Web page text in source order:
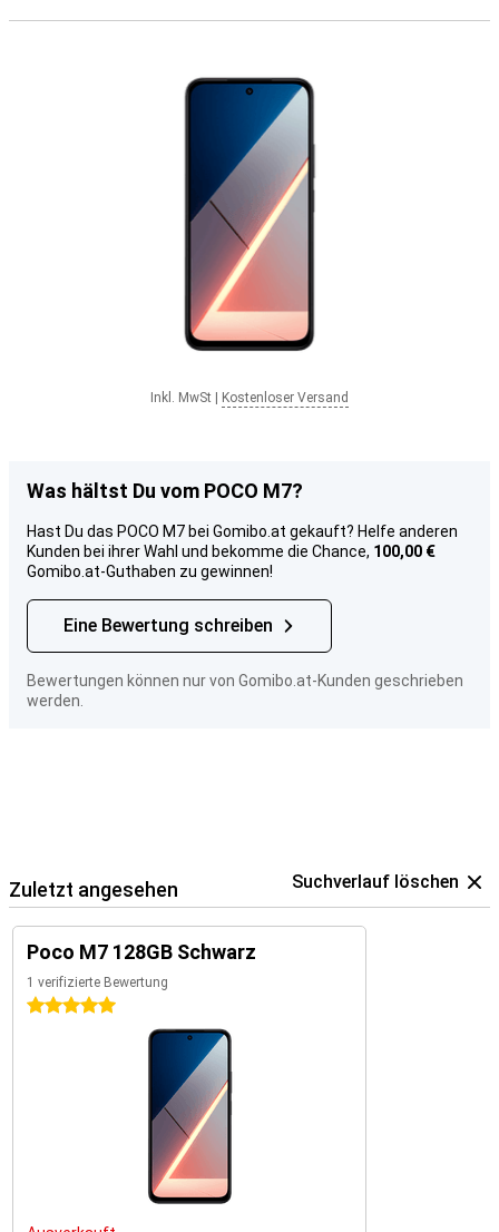
Inkl. MwSt Kostenloser Versand
Was hältst Du vom POCO M7?
Hast Du das POCO M7 bei Gomibo.at gekauft? Helfe anderen
Kunden bei ihrer Wahl und bekomme die Chance, 100,00 €
Gomibo.at-Guthaben zu gewinnen!
Eine Bewertung schreiben
Bewertungen können nur von Gomibo.at-Kunden geschrieben
werden.
Zuletzt angesehen Suchverlauf löschen
Poco M7 128GB Schwarz
1 verifizierte Bewertung
5 Sterne